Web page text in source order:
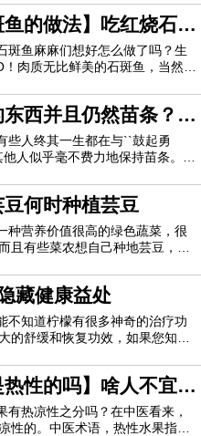
烧饼的热量会影响瘦身吗？哪些
？烧饼的主要营养成分是碳水化
肪等，由于烧饼在制作过程中会
鱼的做法】吃红烧石斑
烧石斑鱼吃多了好吗
斑鱼麻麻们想好怎么做了吗？生
肉质无比鲜美的石斑鱼，当然是
红烧肉啊什么的有些小小的区
多的佐料。接下来呢我们也不啰
好吃的红烧石斑鱼做法给各位
西并且仍然苗条？谢
些人终其一生都在与``鼓起勇
他人似乎毫不费力地保持苗条。现
助于决定体重增加对人是否是一
人萨达夫法鲁奇（Sadaf
“ 急于做出判断并批评人们的体
何时种植芸豆
种营养价值很高的绿色蔬菜，很
且有些菜农想自己种地芸豆，还
植陆地芸豆，什么时候种植好。
植芸豆时，先将芸豆种子发芽，
放入干净的容器中，去除
藏健康益处
不知道柠檬有很多神奇的治疗功
的舒缓和恢复功效，如果您知道
多人仍然不知道这种柑橘类水果
的特性。柠檬有一些神奇的家庭
解决不同的问题。让我们一
热性的吗】啥人不宜吃
瓜适合啥季节吃
有热凉性之分吗？在中医看来，
性的。中医术语，热性水果指的